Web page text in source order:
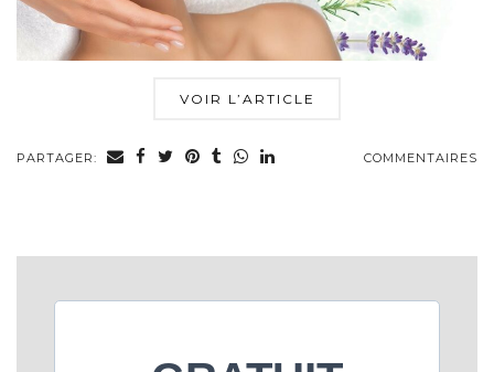
VOIR L’ARTICLE
PARTAGER: COMMENTAIRES